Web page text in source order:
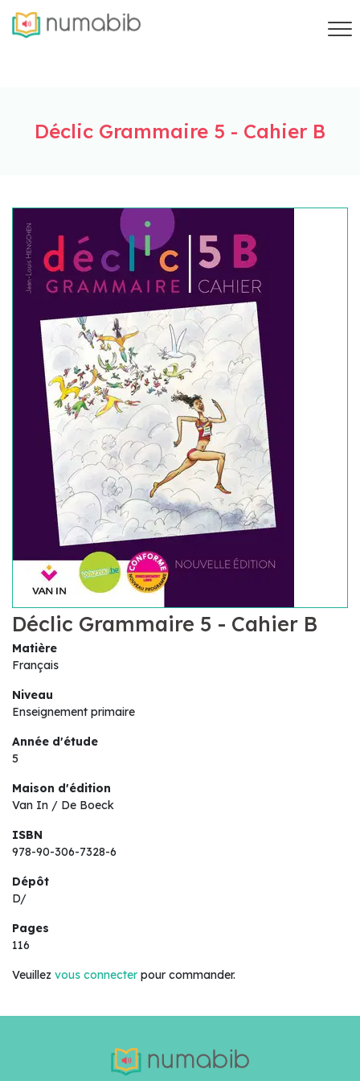
Déclic Grammaire 5 - Cahier B
Déclic Grammaire 5 - Cahier B
Matière
Français
Niveau
Enseignement primaire
Année d'étude
5
Maison d'édition
Van In / De Boeck
ISBN
978-90-306-7328-6
Dépôt
D/
Pages
116
Veuillez vous connecter pour commander.